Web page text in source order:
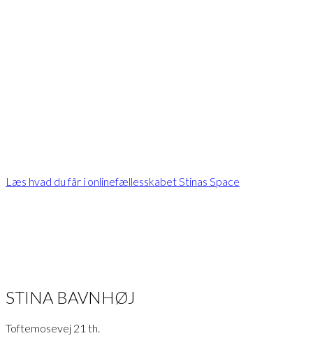
Læs hvad du får i onlinefællesskabet Stinas Space
STINA BAVNHØJ
Toftemosevej 21 th.